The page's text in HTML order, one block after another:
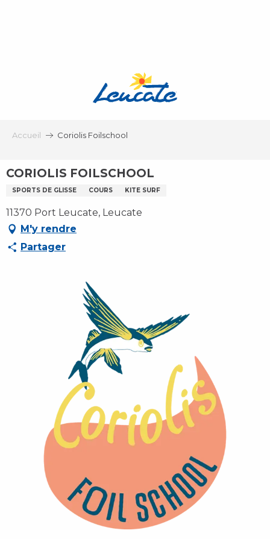
Accueil Coriolis Foilschool
CORIOLIS FOILSCHOOL
SPORTS DE GLISSE COURS KITE SURF
11370 Port Leucate, Leucate
M'y rendre
Partager